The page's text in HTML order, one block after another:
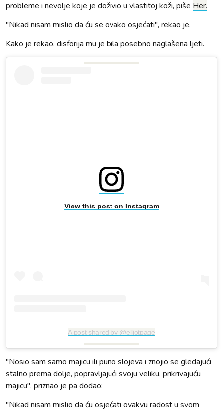
probleme i nevolje koje je doživio u vlastitoj koži, piše Her.
"Nikad nisam mislio da ću se ovako osjećati", rekao je.
Kako je rekao, disforija mu je bila posebno naglašena ljeti.
View this post on Instagram
A post shared by @elliotpage
"Nosio sam samo majicu ili puno slojeva i znojio se gledajući
stalno prema dolje, popravljajući svoju veliku, prikrivajuću
majicu", priznao je pa dodao:
"Nikad nisam mislio da ću osjećati ovakvu radost u svom